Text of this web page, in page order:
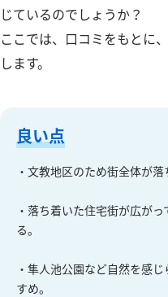
じているのでしょうか？
ここでは、口コミをもとに
します。
良い点
・文教地区のため街全体が落
・落ち着いた住宅街が広が
る。
・隼人池公園など自然を感
すめ。